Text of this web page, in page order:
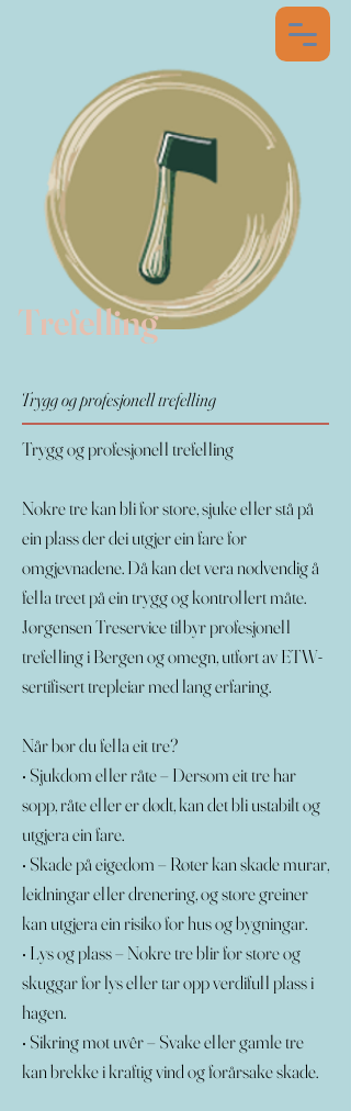
Trefelling
Trygg og profesjonell trefelling
Trygg og profesjonell trefelling
Nokre tre kan bli for store, sjuke eller stå på
ein plass der dei utgjer ein fare for
omgjevnadene. Då kan det vera nødvendig å
fella treet på ein trygg og kontrollert måte.
Jørgensen Treservice tilbyr profesjonell
trefelling i Bergen og omegn, utført av ETW-
sertifisert trepleiar med lang erfaring.
Når bør du fella eit tre?
• Sjukdom eller råte – Dersom eit tre har
sopp, råte eller er dødt, kan det bli ustabilt og
utgjera ein fare.
• Skade på eigedom – Røter kan skade murar,
leidningar eller drenering, og store greiner
kan utgjera ein risiko for hus og bygningar.
• Lys og plass – Nokre tre blir for store og
skuggar for lys eller tar opp verdifull plass i
hagen.
• Sikring mot uvêr – Svake eller gamle tre
kan brekke i kraftig vind og forårsake skade.